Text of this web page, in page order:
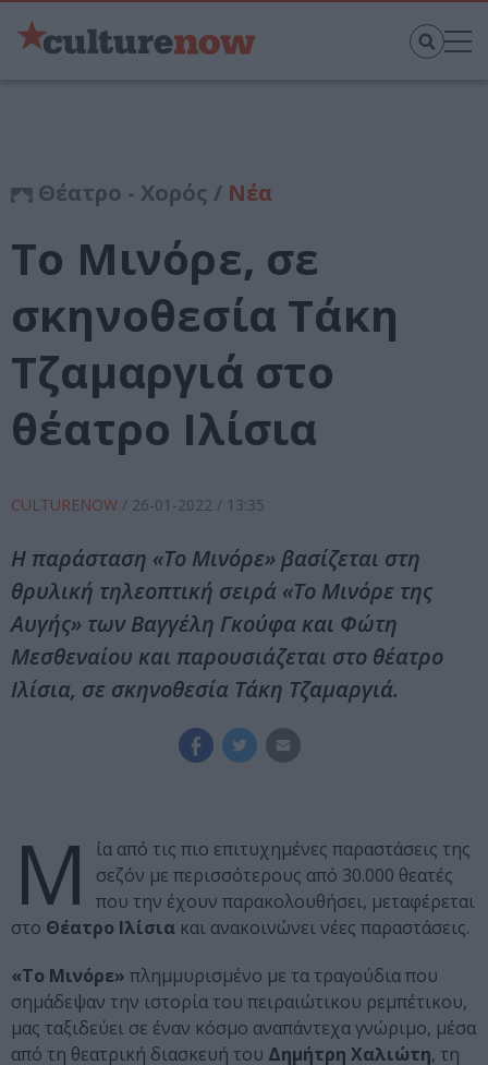
Θέατρο - Χορός / Νέα
Το Μινόρε, σε
σκηνοθεσία Τάκη
Τζαμαργιά στο
θέατρο Ιλίσια
CULTURENOW / 26-01-2022 / 13:35
Η παράσταση «Το Μινόρε» βασίζεται στη
θρυλική τηλεοπτική σειρά «Το Μινόρε της
Αυγής» των Βαγγέλη Γκούφα και Φώτη
Μεσθεναίου και παρουσιάζεται στο θέατρο
Ιλίσια, σε σκηνοθεσία Τάκη Τζαμαργιά.
Μ
ία από τις πιο επιτυχημένες παραστάσεις της
σεζόν με περισσότερους από 30.000 θεατές
που την έχουν παρακολουθήσει, μεταφέρεται
στο Θέατρο Ιλίσια και ανακοινώνει νέες παραστάσεις.
«Το Μινόρε» πλημμυρισμένο με τα τραγούδια που
σημάδεψαν την ιστορία του πειραιώτικου ρεμπέτικου,
μας ταξιδεύει σε έναν κόσμο αναπάντεχα γνώριμο, μέσα
από τη θεατρική διασκευή του Δημήτρη Χαλιώτη, τη